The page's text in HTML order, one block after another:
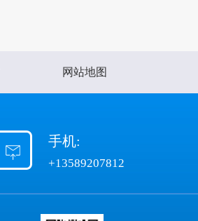
网站地图
手机:
+13589207812